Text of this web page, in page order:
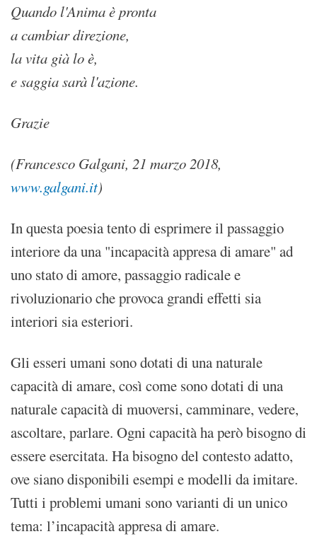
Quando l'Anima è pronta
a cambiar direzione,
la vita già lo è,
e saggia sarà l'azione.
Grazie
(Francesco Galgani, 21 marzo 2018,
www.galgani.it)
In questa poesia tento di esprimere il passaggio
interiore da una "incapacità appresa di amare" ad
uno stato di amore, passaggio radicale e
rivoluzionario che provoca grandi effetti sia
interiori sia esteriori.
Gli esseri umani sono dotati di una naturale
capacità di amare, così come sono dotati di una
naturale capacità di muoversi, camminare, vedere,
ascoltare, parlare. Ogni capacità ha però bisogno di
essere esercitata. Ha bisogno del contesto adatto,
ove siano disponibili esempi e modelli da imitare.
Tutti i problemi umani sono varianti di un unico
tema: l’incapacità appresa di amare.